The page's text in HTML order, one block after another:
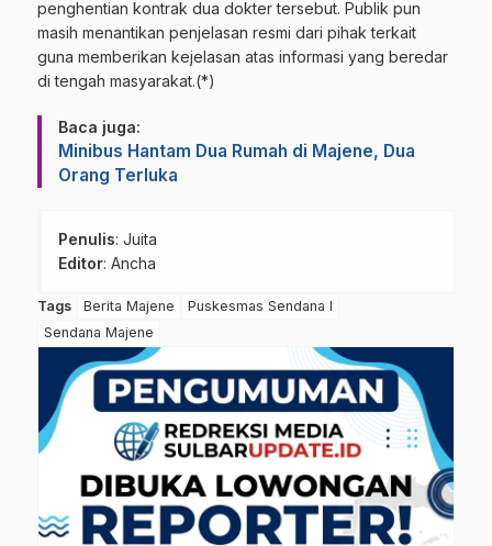
penghentian kontrak dua dokter tersebut. Publik pun
masih menantikan penjelasan resmi dari pihak terkait
guna memberikan kejelasan atas informasi yang beredar
di tengah masyarakat.(*)
Baca juga:
Minibus Hantam Dua Rumah di Majene, Dua
Orang Terluka
Penulis: Juita
Editor: Ancha
Tags Berita Majene
Puskesmas Sendana I
Sendana Majene